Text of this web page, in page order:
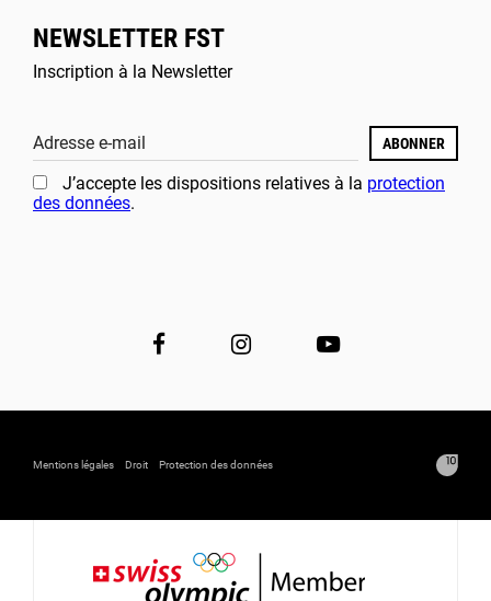
NEWSLETTER FST
Inscription à la Newsletter
Adresse e-mail ABONNER
J’accepte les dispositions relatives à la protection
des données.
Mentions légales Droit Protection des données